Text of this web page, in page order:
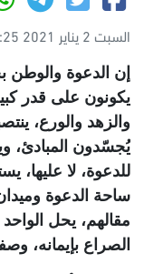
السبت 2 يناير 2021 06:25 م
إن الدعوة والوطن
يكونون على قدر
والزهد والورع،
يُجسّدون المبادئ،
للدعوة، لا عليها،
ساحة الدعوة
مقالهم، يحل
الصراع بإيمانه،